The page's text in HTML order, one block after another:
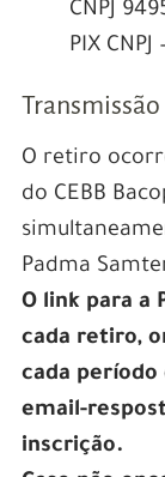
CNPJ
PIX
Transmissão
O retiro
do CEBB
Padma
O link para a
cada retiro,
cada
email-
inscrição.